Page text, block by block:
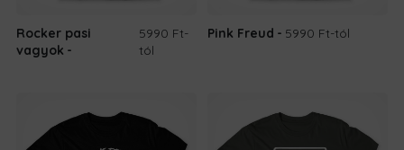
Rocker pasi
vagyok
5990 Ft-
tól
Pink Freud 5990 Ft-tól